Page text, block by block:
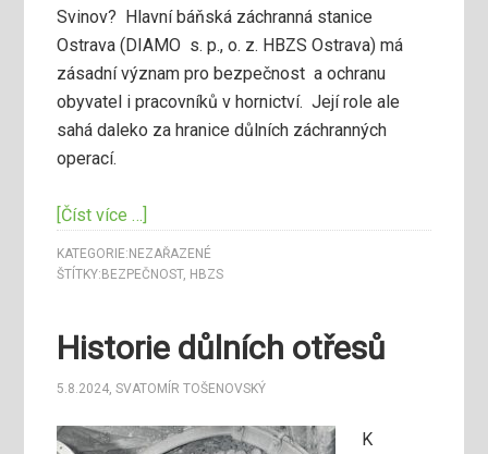
Svinov? Hlavní báňská záchranná stanice
Ostrava (DIAMO s. p., o. z. HBZS Ostrava) má
zásadní význam pro bezpečnost a ochranu
obyvatel i pracovníků v hornictví. Její role ale
sahá daleko za hranice důlních záchranných
operací.
[Číst více …]
KATEGORIE: NEZAŘAZENÉ
ŠTÍTKY: BEZPEČNOST, HBZS
Historie důlních otřesů
5.8.2024,SVATOMÍR TOŠENOVSKÝ
K